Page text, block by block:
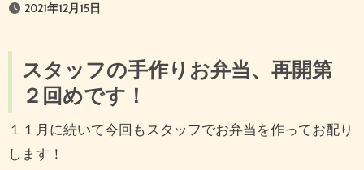
2021年12月15日
スタッフの手作りお弁当、再開第
２回めです！
１１月に続いて今回もスタッフでお弁当を作ってお配り
します！